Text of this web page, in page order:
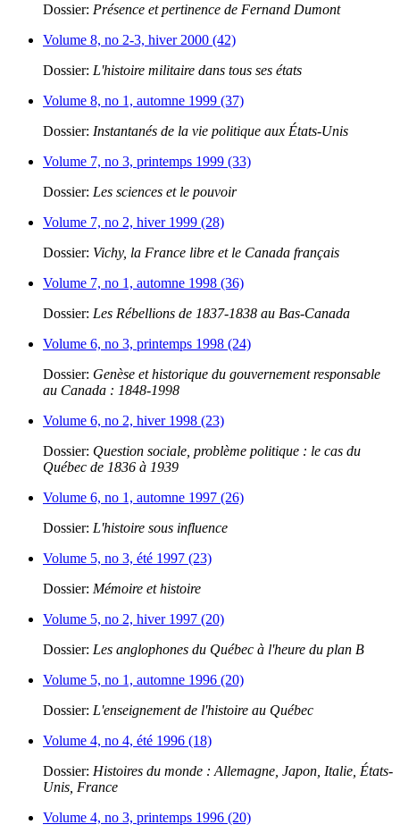
Dossier: Présence et pertinence de Fernand Dumont
Volume 8, no 2-3, hiver 2000 (42)
Dossier: L'histoire militaire dans tous ses états
Volume 8, no 1, automne 1999 (37)
Dossier: Instantanés de la vie politique aux États-Unis
Volume 7, no 3, printemps 1999 (33)
Dossier: Les sciences et le pouvoir
Volume 7, no 2, hiver 1999 (28)
Dossier: Vichy, la France libre et le Canada français
Volume 7, no 1, automne 1998 (36)
Dossier: Les Rébellions de 1837-1838 au Bas-Canada
Volume 6, no 3, printemps 1998 (24)
Dossier: Genèse et historique du gouvernement responsable
au Canada : 1848-1998
Volume 6, no 2, hiver 1998 (23)
Dossier: Question sociale, problème politique : le cas du
Québec de 1836 à 1939
Volume 6, no 1, automne 1997 (26)
Dossier: L'histoire sous influence
Volume 5, no 3, été 1997 (23)
Dossier: Mémoire et histoire
Volume 5, no 2, hiver 1997 (20)
Dossier: Les anglophones du Québec à l'heure du plan B
Volume 5, no 1, automne 1996 (20)
Dossier: L'enseignement de l'histoire au Québec
Volume 4, no 4, été 1996 (18)
Dossier: Histoires du monde : Allemagne, Japon, Italie, États-
Unis, France
Volume 4, no 3, printemps 1996 (20)